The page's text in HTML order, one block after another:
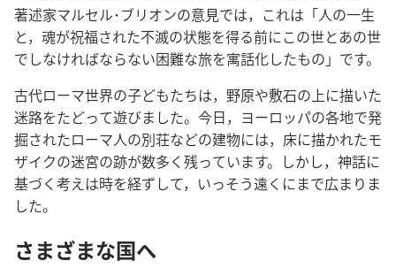
著述家マルセル･ブリオンの意見では，これは「人の一生
と，魂が祝福された不滅の状態を得る前にこの世とあの世
でしなければならない困難な旅を寓話化したもの」です。
古代ローマ世界の子どもたちは，野原や敷石の上に描いた
迷路をたどって遊びました。今日，ヨーロッパの各地で発
掘されたローマ人の別荘などの建物には，床に描かれたモ
ザイクの迷宮の跡が数多く残っています。しかし，神話に
基づく考えは時を経ずして，いっそう遠くにまで広まりま
した。
さまざまな国へ